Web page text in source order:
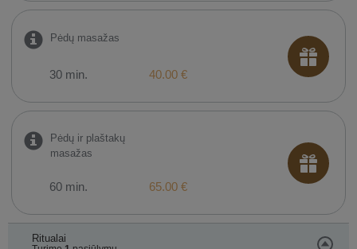
Pėdų masažas
30 min. 40.00 €
Pėdų ir plaštakų
masažas
60 min. 65.00 €
Ritualai